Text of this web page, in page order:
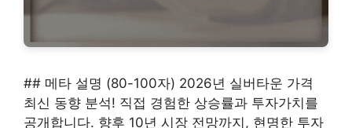
## 메타 설명 (80-100자) 2026년 실버타운 가격
최신 동향 분석! 직접 경험한 상승률과 투자가치를
공개합니다. 향후 10년 시장 전망까지, 현명한 투자